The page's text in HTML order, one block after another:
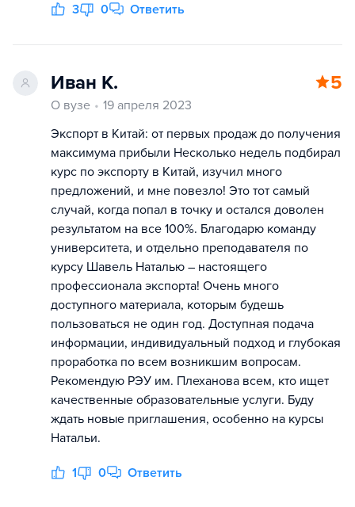
3 0 Ответить
Иван К. 5
О вузе
19 апреля 2023
Экспорт в Китай: от первых продаж до получения
максимума прибыли Несколько недель подбирал
курс по экспорту в Китай, изучил много
предложений, и мне повезло! Это тот самый
случай, когда попал в точку и остался доволен
результатом на все 100%. Благодарю команду
университета, и отдельно преподавателя по
курсу Шавель Наталью – настоящего
профессионала экспорта! Очень много
доступного материала, которым будешь
пользоваться не один год. Доступная подача
информации, индивидуальный подход и глубокая
проработка по всем возникшим вопросам.
Рекомендую РЭУ им. Плеханова всем, кто ищет
качественные образовательные услуги. Буду
ждать новые приглашения, особенно на курсы
Натальи.
1 0 Ответить